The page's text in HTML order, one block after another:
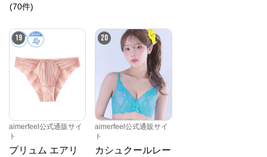
ー
(70件)
19
aimerfeel公式通販サイ
ト
プリュム エアリ
20
aimerfeel公式通販サイ
ト
カシュクールレー